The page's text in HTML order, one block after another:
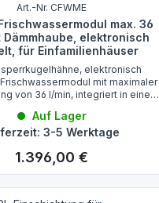
Art.-Nr. CFWME
max. 36
Dämmhaube, elektronisch
für Einfamilienhäuser
elektronisch
mit maximaler
von 36 l/min, integriert in eine
Wärmeverluste
Auf Lager
3-5 Werktage
Regulärer Preis:
1.396,00 €